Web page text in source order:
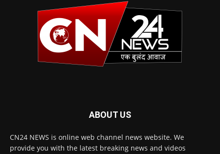
ABOUT US
CN24 NEWS is online web channel news website. We
provide you with the latest breaking news and videos